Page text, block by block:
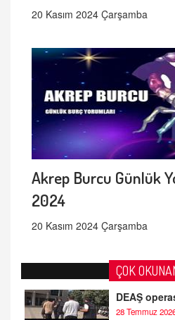
20 Kasım 2024 Çarşamba
Akrep Burcu Günlük
2024
20 Kasım 2024 Çarşamba
ÇOK
DEAŞ
28 Temmuz